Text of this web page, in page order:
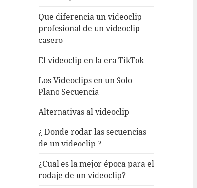
Que diferencia un videoclip
profesional de un videoclip
casero
El videoclip en la era TikTok
Los Videoclips en un Solo
Plano Secuencia
Alternativas al videoclip
¿ Donde rodar las secuencias
de un videoclip ?
¿Cual es la mejor época para el
rodaje de un videoclip?